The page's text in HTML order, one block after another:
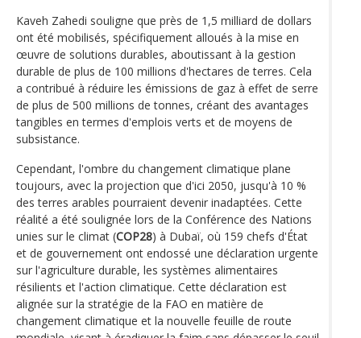
Kaveh Zahedi souligne que près de 1,5 milliard de dollars
ont été mobilisés, spécifiquement alloués à la mise en
œuvre de solutions durables, aboutissant à la gestion
durable de plus de 100 millions d'hectares de terres. Cela
a contribué à réduire les émissions de gaz à effet de serre
de plus de 500 millions de tonnes, créant des avantages
tangibles en termes d'emplois verts et de moyens de
subsistance.
Cependant, l'ombre du changement climatique plane
toujours, avec la projection que d'ici 2050, jusqu'à 10 %
des terres arables pourraient devenir inadaptées. Cette
réalité a été soulignée lors de la Conférence des Nations
unies sur le climat (COP28) à Dubaï, où 159 chefs d'État
et de gouvernement ont endossé une déclaration urgente
sur l'agriculture durable, les systèmes alimentaires
résilients et l'action climatique. Cette déclaration est
alignée sur la stratégie de la FAO en matière de
changement climatique et la nouvelle feuille de route